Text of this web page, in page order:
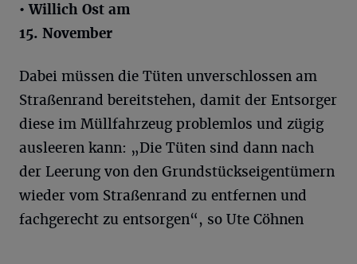
• Willich Ost am
15. November
Dabei müssen die Tüten unverschlossen am
Straßenrand bereitstehen, damit der Entsorger
diese im Müllfahrzeug problemlos und zügig
ausleeren kann: „Die Tüten sind dann nach
der Leerung von den Grundstückseigentümern
wieder vom Straßenrand zu entfernen und
fachgerecht zu entsorgen“, so Ute Cöhnen